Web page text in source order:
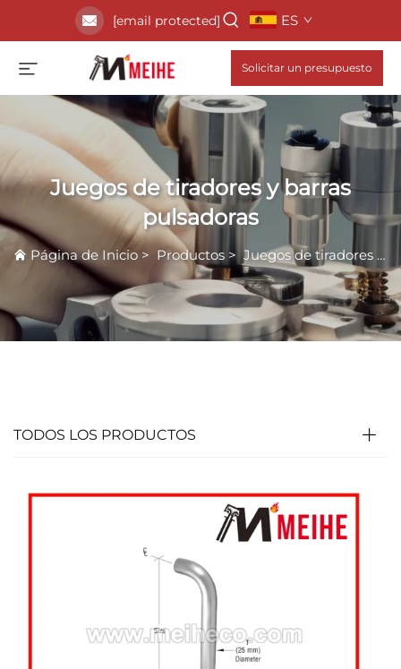
[email protected] ES
Solicitar un presupuesto
Juegos de tiradores y barras
pulsadoras
Página de Inicio > Productos >Juegos de tiradores y barras pulsadoras
TODOS LOS PRODUCTOS